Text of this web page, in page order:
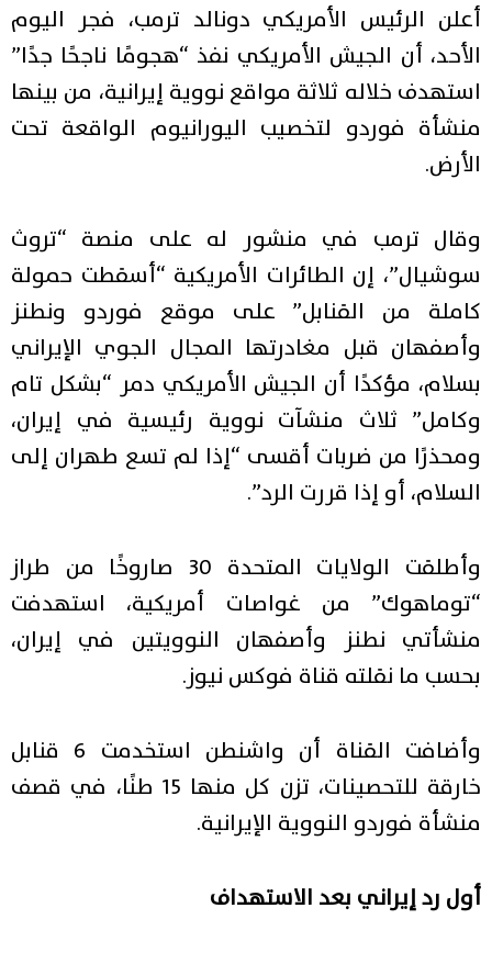
أعلن الرئيس الأمريكي دونالد ترمب، فجر اليوم
الأحد، أن الجيش الأمريكي نفذ “هجومًا ناجحًا جدًا”
استهدف خلاله ثلاثة مواقع نووية إيرانية، من بينها
منشأة فوردو لتخصيب اليورانيوم الواقعة تحت
الأرض.
وقال ترمب في منشور له على منصة “تروث
سوشيال”، إن الطائرات الأمريكية “أسقطت حمولة
كاملة من القنابل” على موقع فوردو ونطنز
وأصفهان قبل مغادرتها المجال الجوي الإيراني
بسلام، مؤكدًا أن الجيش الأمريكي دمر “بشكل تام
وكامل” ثلاث منشآت نووية رئيسية في إيران،
ومحذرًا من ضربات أقسى “إذا لم تسع طهران إلى
السلام، أو إذا قررت الرد”.
وأطلقت الولايات المتحدة 30 صاروخًا من طراز
“توماهوك” من غواصات أمريكية، استهدفت
منشأتي نطنز وأصفهان النوويتين في إيران،
بحسب ما نقلته قناة فوكس نيوز.
وأضافت القناة أن واشنطن استخدمت 6 قنابل
خارقة للتحصينات، تزن كل منها 15 طنًا، في قصف
منشأة فوردو النووية الإيرانية.
أول رد إيراني بعد الاستهداف